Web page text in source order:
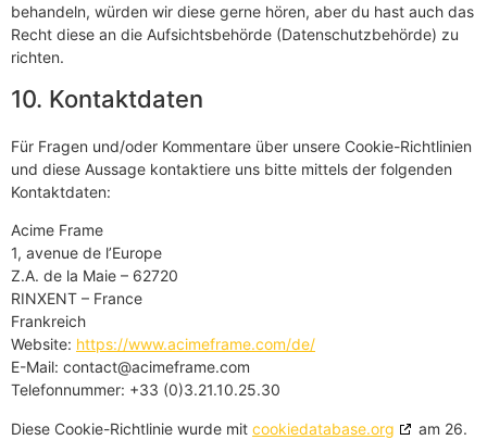
behandeln, würden wir diese gerne hören, aber du hast auch das
Recht diese an die Aufsichtsbehörde (Datenschutzbehörde) zu
richten.
10. Kontaktdaten
Für Fragen und/oder Kommentare über unsere Cookie-Richtlinien
und diese Aussage kontaktiere uns bitte mittels der folgenden
Kontaktdaten:
Acime Frame
1, avenue de l’Europe
Z.A. de la Maie – 62720
RINXENT – France
Frankreich
Website: https://www.acimeframe.com/de/
E-Mail: contact@acimeframe.com
Telefonnummer: +33 (0)3.21.10.25.30
Diese Cookie-Richtlinie wurde mit cookiedatabase.org
am 26.